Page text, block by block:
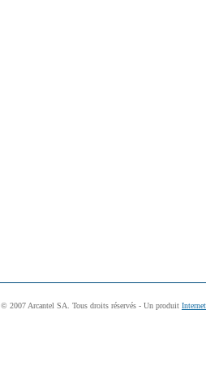
© 2007 Arcantel SA. Tous droits réservés - Un produit